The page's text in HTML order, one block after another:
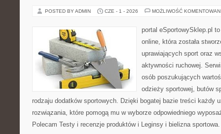
POSTED BY ADMIN CZE - 1 - 2026 MOŻLIWOŚĆ
portal eSportowySklep.pl
online, która została
uprawiających sport oraz
aktywności ruchowej.
osób poszukujących
odzieży sportowej, butów
rodzaju dodatków sportowych. Dzięki bogatej bazie treści każdy
rozwiązania, które pomogą mu w wyborze odpowiedniego
Polecam Testy i recenzje produktów i Leginsy i bielizna